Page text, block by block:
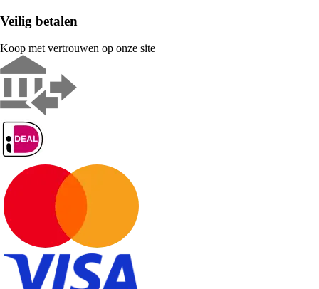
Veilig betalen
Koop met vertrouwen op onze site